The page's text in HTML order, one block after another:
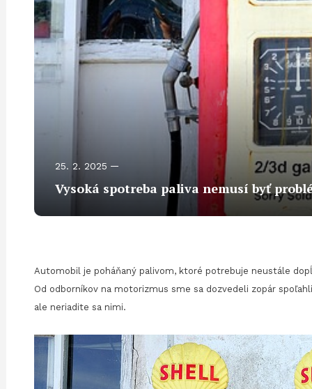
25. 2. 2025
Vysoká spotreba paliva nemusí byť
Automobil je poháňaný palivom, ktoré potrebuje neustále
Od odborníkov na motorizmus sme sa dozvedeli zopár
ale neriadite sa nimi.